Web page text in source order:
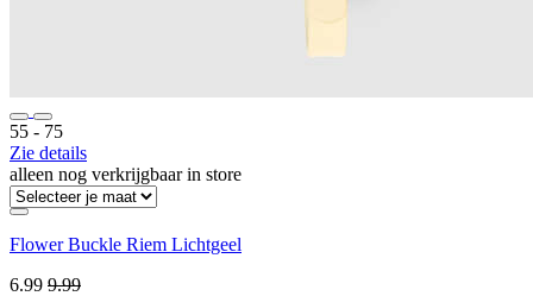
55 ‐ 75
Zie details
alleen nog verkrijgbaar in store
Flower Buckle Riem Lichtgeel
6.99 9.99